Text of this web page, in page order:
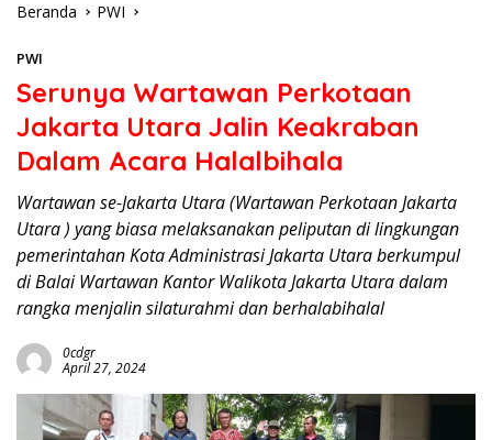
Beranda PWI
PWI
Serunya Wartawan Perkotaan
Jakarta Utara Jalin Keakraban
Dalam Acara Halalbihala
Wartawan se-Jakarta Utara (Wartawan Perkotaan Jakarta
Utara ) yang biasa melaksanakan peliputan di lingkungan
pemerintahan Kota Administrasi Jakarta Utara berkumpul
di Balai Wartawan Kantor Walikota Jakarta Utara dalam
rangka menjalin silaturahmi dan berhalabihalal
0cdgr
April 27, 2024